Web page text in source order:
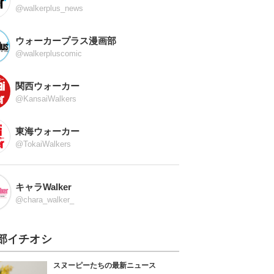
@walkerplus_news
ウォーカープラス漫画部
@walkerpluscomic
関西ウォーカー
@KansaiWalkers
東海ウォーカー
@TokaiWalkers
キャラWalker
@chara_walker_
イチオシ
スヌーピーたちの最新ニュース